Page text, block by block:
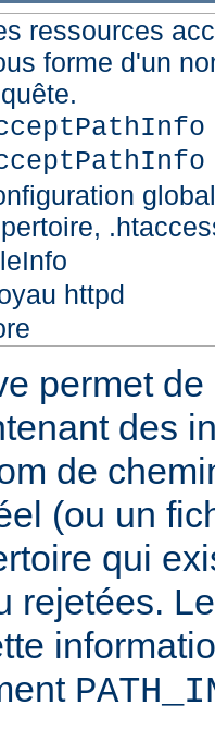
ressources
forme d'un
httpd
permet
des
de
(ou un
qui
rejetées.